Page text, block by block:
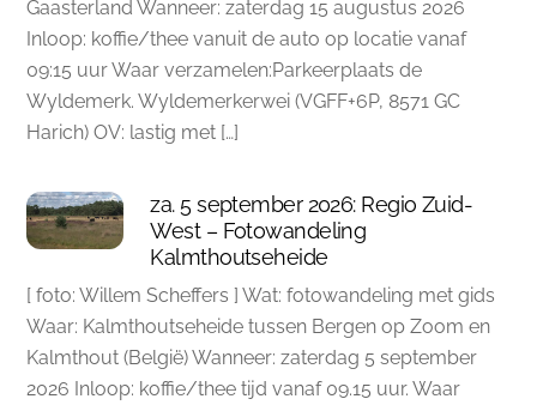
Gaasterland Wanneer: zaterdag 15 augustus 2026
Inloop: koffie/thee vanuit de auto op locatie vanaf
09:15 uur Waar verzamelen:Parkeerplaats de
Wyldemerk. Wyldemerkerwei (VGFF+6P, 8571 GC
Harich) OV: lastig met […]
za. 5 september 2026: Regio Zuid-
West – Fotowandeling
Kalmthoutseheide
[ foto: Willem Scheffers ] Wat: fotowandeling met gids
Waar: Kalmthoutseheide tussen Bergen op Zoom en
Kalmthout (België) Wanneer: zaterdag 5 september
2026 Inloop: koffie/thee tijd vanaf 09.15 uur. Waar